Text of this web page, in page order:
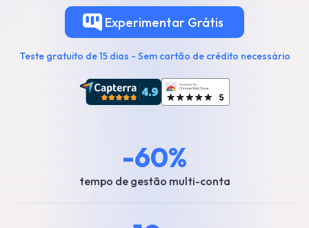
Experimentar Grátis
Teste gratuito de 15 dias - Sem cartão de crédito necessário
-60%
tempo de gestão multi-conta